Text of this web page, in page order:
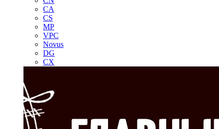
CA
CS
MP
VPC
Novus
DG
CX